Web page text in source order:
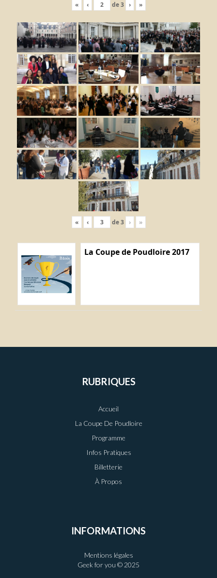
« ‹ de3 › »
« ‹ de3 › »
La Coupe de Poudloire 2017
RUBRIQUES
Accueil
La Coupe De Poudloire
Programme
Infos Pratiques
Billetterie
À Propos
INFORMATIONS
Mentions légales
Geek for you © 2025